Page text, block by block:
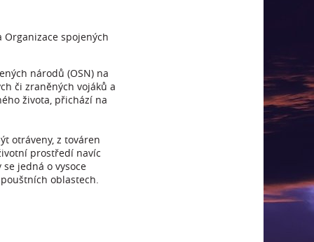
spojených
národů (OSN) na
či zraněných vojáků a
života, přichází na
otráveny, z továren
prostředí navíc
jedná o vysoce
oblastech.